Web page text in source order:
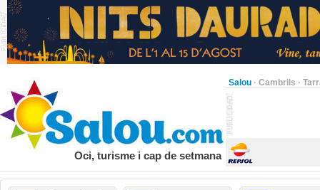
Salou · Cambrils ·
Oci, turisme i cap de setmana